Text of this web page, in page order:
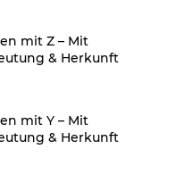
mit Z – Mit
& Herkunft
mit Y – Mit
& Herkunft